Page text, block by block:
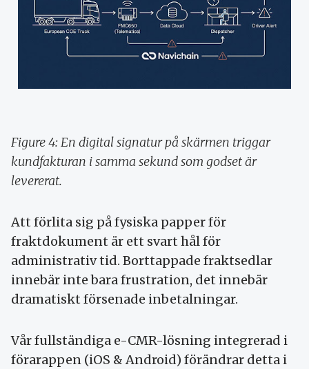
Figure 4: En digital signatur på skärmen triggar
kundfakturan i samma sekund som godset är
levererat.
Att förlita sig på fysiska papper för
fraktdokument är ett svart hål för
administrativ tid. Borttappade fraktsedlar
innebär inte bara frustration, det innebär
dramatiskt försenade inbetalningar.
Vår fullständiga e-CMR-lösning integrerad i
förarappen (iOS & Android) förändrar detta i